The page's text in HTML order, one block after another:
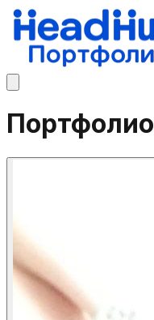
Портфолио